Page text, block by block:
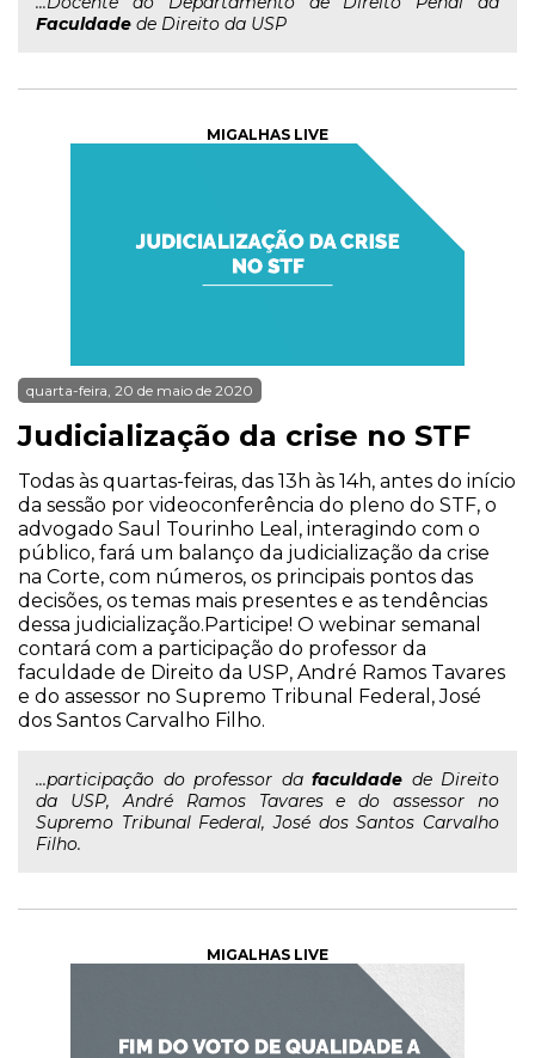
Faculdade de Direito da USP
MIGALHAS LIVE
quarta-feira, 20 de maio de 2020
Judicialização da crise no STF
Todas às quartas-feiras, das 13h às 14h, antes do início
da sessão por videoconferência do pleno do STF, o
advogado Saul Tourinho Leal, interagindo com o
público, fará um balanço da judicialização da crise
na Corte, com números, os principais pontos das
decisões, os temas mais presentes e as tendências
dessa judicialização.Participe! O webinar semanal
contará com a participação do professor da
faculdade de Direito da USP, André Ramos Tavares
e do assessor no Supremo Tribunal Federal, José
dos Santos Carvalho Filho.
...participação do professor da faculdade de Direito
da USP, André Ramos Tavares e do assessor no
Supremo Tribunal Federal, José dos Santos Carvalho
Filho.
MIGALHAS LIVE